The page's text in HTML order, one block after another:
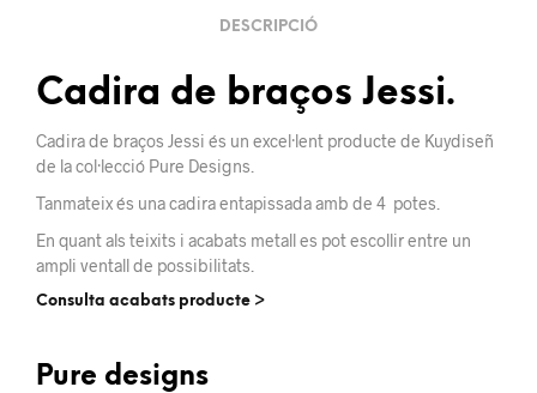
DESCRIPCIÓ
Cadira de braços Jessi.
Cadira de braços Jessi és un excel·lent producte de Kuydiseñ
de la col·lecció Pure Designs.
Tanmateix és una cadira entapissada amb de 4 potes.
En quant als teixits i acabats metall es pot escollir entre un
ampli ventall de possibilitats.
Consulta acabats producte >
Pure designs